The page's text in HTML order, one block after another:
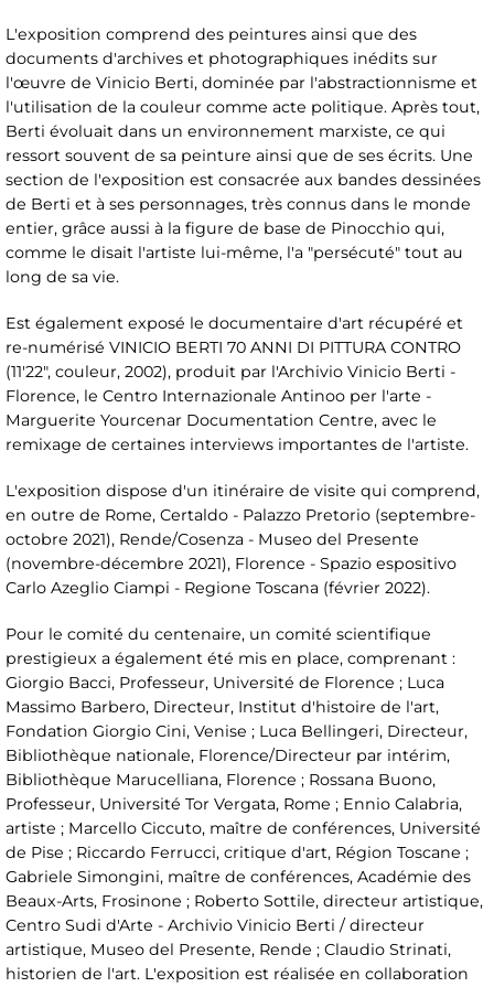
L'exposition comprend des peintures ainsi que des
documents d'archives et photographiques inédits sur
l'œuvre de Vinicio Berti, dominée par l'abstractionnisme et
l'utilisation de la couleur comme acte politique. Après tout,
Berti évoluait dans un environnement marxiste, ce qui
ressort souvent de sa peinture ainsi que de ses écrits. Une
section de l'exposition est consacrée aux bandes dessinées
de Berti et à ses personnages, très connus dans le monde
entier, grâce aussi à la figure de base de Pinocchio qui,
comme le disait l'artiste lui-même, l'a "persécuté" tout au
long de sa vie.
Est également exposé le documentaire d'art récupéré et
re-numérisé VINICIO BERTI 70 ANNI DI PITTURA CONTRO
(11'22", couleur, 2002), produit par l'Archivio Vinicio Berti -
Florence, le Centro Internazionale Antinoo per l'arte -
Marguerite Yourcenar Documentation Centre, avec le
remixage de certaines interviews importantes de l'artiste.
L'exposition dispose d'un itinéraire de visite qui comprend,
en outre de Rome, Certaldo - Palazzo Pretorio (septembre-
octobre 2021), Rende/Cosenza - Museo del Presente
(novembre-décembre 2021), Florence - Spazio espositivo
Carlo Azeglio Ciampi - Regione Toscana (février 2022).
Pour le comité du centenaire, un comité scientifique
prestigieux a également été mis en place, comprenant :
Giorgio Bacci, Professeur, Université de Florence ; Luca
Massimo Barbero, Directeur, Institut d'histoire de l'art,
Fondation Giorgio Cini, Venise ; Luca Bellingeri, Directeur,
Bibliothèque nationale, Florence/Directeur par intérim,
Bibliothèque Marucelliana, Florence ; Rossana Buono,
Professeur, Université Tor Vergata, Rome ; Ennio Calabria,
artiste ; Marcello Ciccuto, maître de conférences, Université
de Pise ; Riccardo Ferrucci, critique d'art, Région Toscane ;
Gabriele Simongini, maître de conférences, Académie des
Beaux-Arts, Frosinone ; Roberto Sottile, directeur artistique,
Centro Sudi d'Arte - Archivio Vinicio Berti / directeur
artistique, Museo del Presente, Rende ; Claudio Strinati,
historien de l'art. L'exposition est réalisée en collaboration